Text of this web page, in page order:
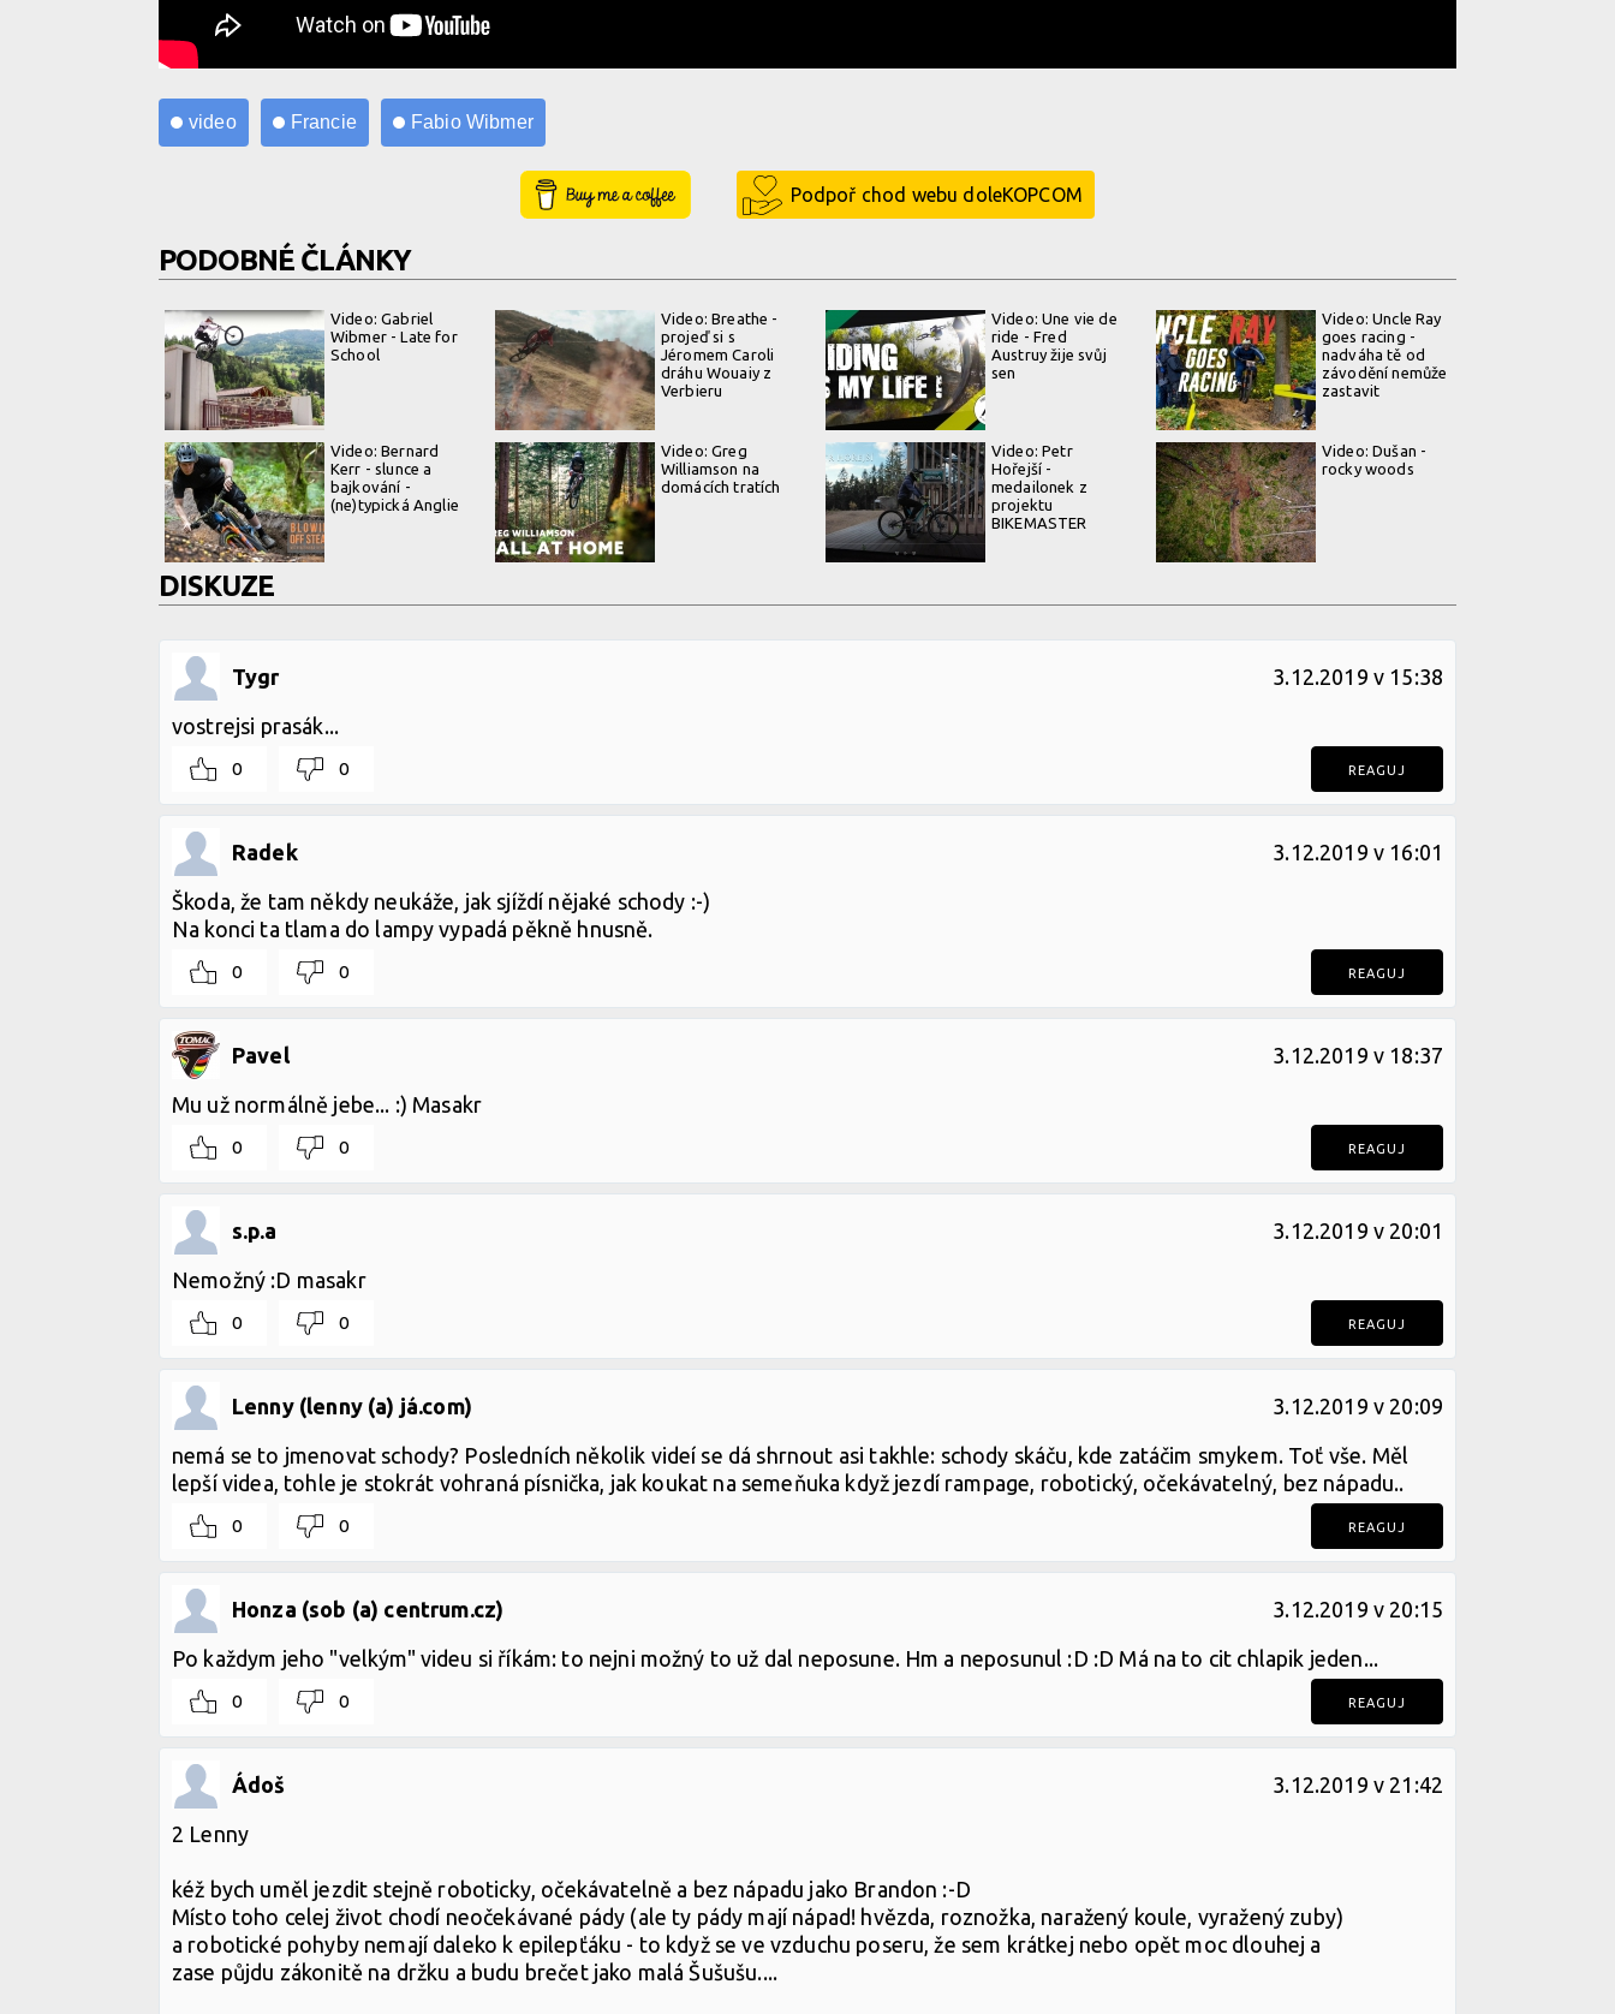
video Francie Fabio Wibmer
Buy Me a Coffee Podpoř chod webu doleKOPCOM
PODOBNÉ ČLÁNKY
Video: Gabriel
Wibmer - Late for
School
Video: Breathe -
projeď si s
Jéromem Caroli
dráhu Wouaiy z
Verbieru
Video: Une vie de
ride - Fred
Austruy žije svůj
sen
Video: Uncle Ray
goes racing -
nadváha tě od
závodění nemůže
zastavit
Video: Bernard
Kerr - slunce a
bajkování -
(ne)typická Anglie
Video: Greg
Williamson na
domácích tratích
Video: Petr
Hořejší -
medailonek z
projektu
BIKEMASTER
Video: Dušan -
rocky woods
DISKUZE
Tygr 3.12.2019 v 15:38
vostrejsi prasák...
0 0 REAGUJ
Radek 3.12.2019 v 16:01
Škoda, že tam někdy neukáže, jak sjíždí nějaké schody :-)
Na konci ta tlama do lampy vypadá pěkně hnusně.
0 0 REAGUJ
Pavel 3.12.2019 v 18:37
Mu už normálně jebe... :) Masakr
0 0 REAGUJ
s.p.a 3.12.2019 v 20:01
Nemožný :D masakr
0 0 REAGUJ
Lenny (lenny (a) já.com) 3.12.2019 v 20:09
nemá se to jmenovat schody? Posledních několik videí se dá shrnout asi takhle: schody skáču, kde zatáčim smykem. Toť vše. Měl
lepší videa, tohle je stokrát vohraná písnička, jak koukat na semeňuka když jezdí rampage, robotický, očekávatelný, bez nápadu..
0 0 REAGUJ
Honza (sob (a) centrum.cz) 3.12.2019 v 20:15
Po každym jeho "velkým" videu si říkám: to nejni možný to už dal neposune. Hm a neposunul :D :D Má na to cit chlapik jeden...
0 0 REAGUJ
Ádoš 3.12.2019 v 21:42
2 Lenny
kéž bych uměl jezdit stejně roboticky, očekávatelně a bez nápadu jako Brandon :-D
Místo toho celej život chodí neočekávané pády (ale ty pády mají nápad! hvězda, roznožka, naražený koule, vyražený zuby)
a robotické pohyby nemají daleko k epilepťáku - to když se ve vzduchu poseru, že sem krátkej nebo opět moc dlouhej a
zase půjdu zákonitě na držku a budu brečet jako malá Šušušu....